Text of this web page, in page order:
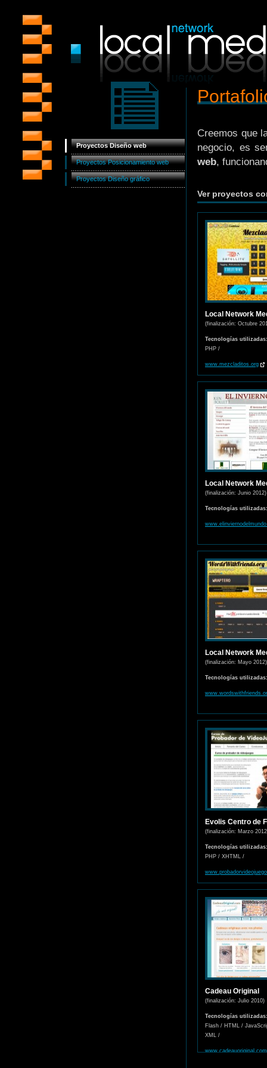
Proyectos Diseño web
Proyectos Posicionamiento web
Proyectos Diseño gráfico
Creemos que
negocio, es
web,
Ver proyectos
Local Network
(finalización: Octubre
Tecnologías utilizadas:
PHP /
www.mezcladitos.org
Local Network
(finalización: Junio 2012)
Tecnologías utilizadas:
Local Network
(finalización: Mayo 2012)
Tecnologías utilizadas:
Evolis Centro de
(finalización: Marzo
Tecnologías utilizadas:
PHP / XHTML /
Cadeau Original
(finalización: Julio 2010)
Tecnologías utilizadas:
Flash / HTML /
XML /